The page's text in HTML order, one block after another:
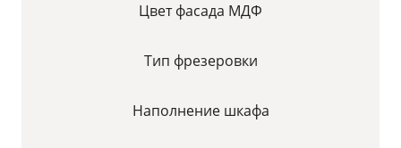
Цвет фасада МДФ
Тип фрезеровки
Наполнение шкафа